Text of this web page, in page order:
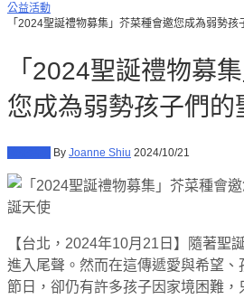
公益活動
「2024聖誕禮物募集」芥菜種會邀您成為弱勢孩
「2024聖誕禮物募
您成為弱勢孩子們的
By Joanne Shiu 2024/10/21
【台北，2024年10月21日】隨著聖
進入尾聲。然而在這傳遞愛與希望
節日，卻仍有許多孩子因家境困難